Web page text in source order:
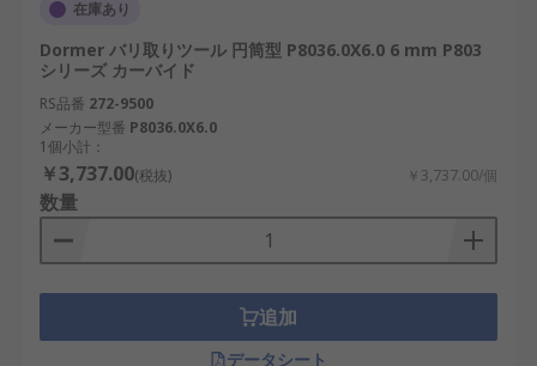
在庫あり
Dormer バリ取りツール 円筒型 P8036.0X6.0 6 mm P803
シリーズ カーバイド
RS品番 272-9500
メーカー型番 P8036.0X6.0
1個小計：
￥3,737.00(税抜) ￥3,737.00/個
数量
追加
データシート